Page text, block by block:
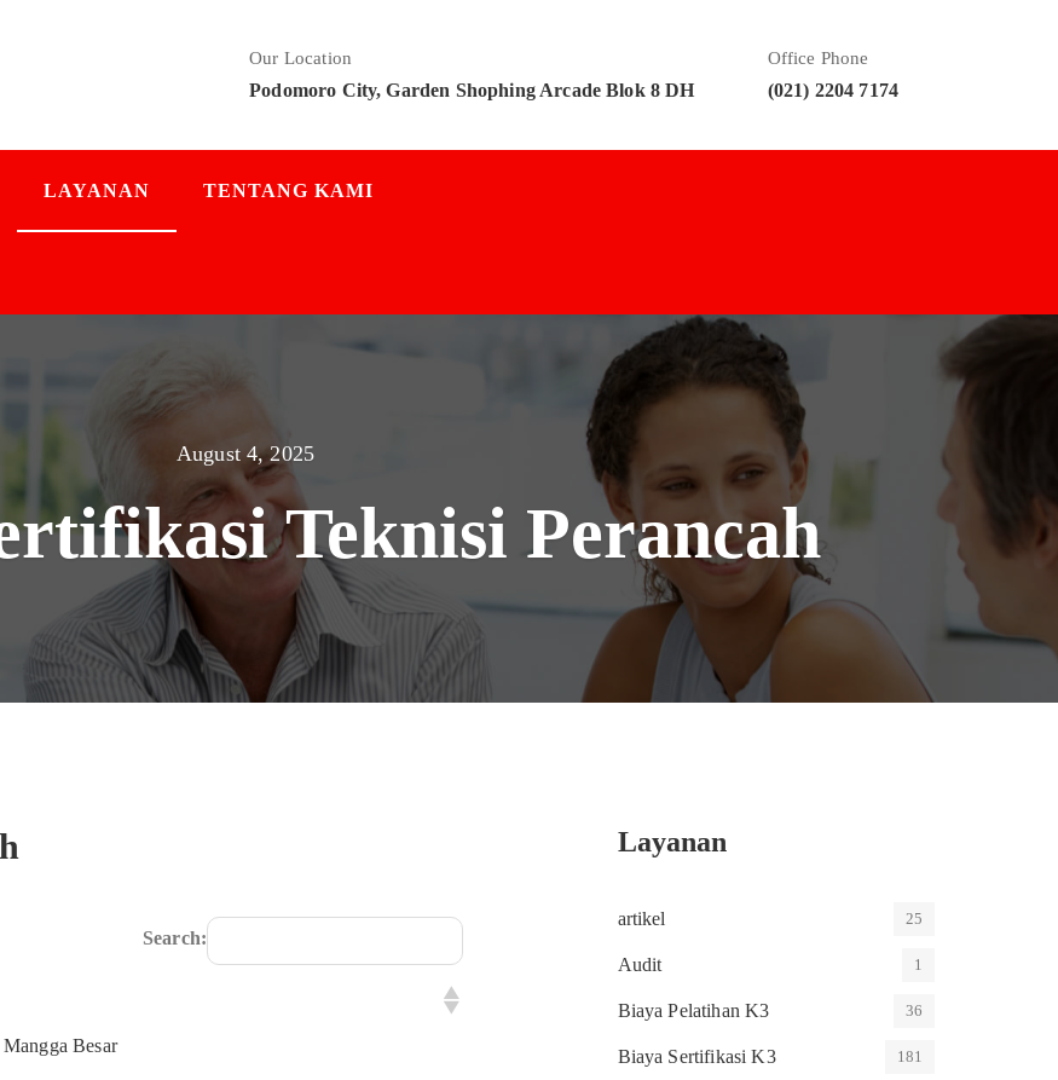
Our Location
Podomoro City, Garden Shophing Arcade Blok 8 DH
Office Phone
(021) 2204 7174
LAYANAN TENTANG KAMI
August 4, 2025
Teknisi Perancah
Search:
Mangga Besar
Layanan
artikel 25
Audit 1
Biaya Pelatihan K3 36
Biaya Sertifikasi K3 181